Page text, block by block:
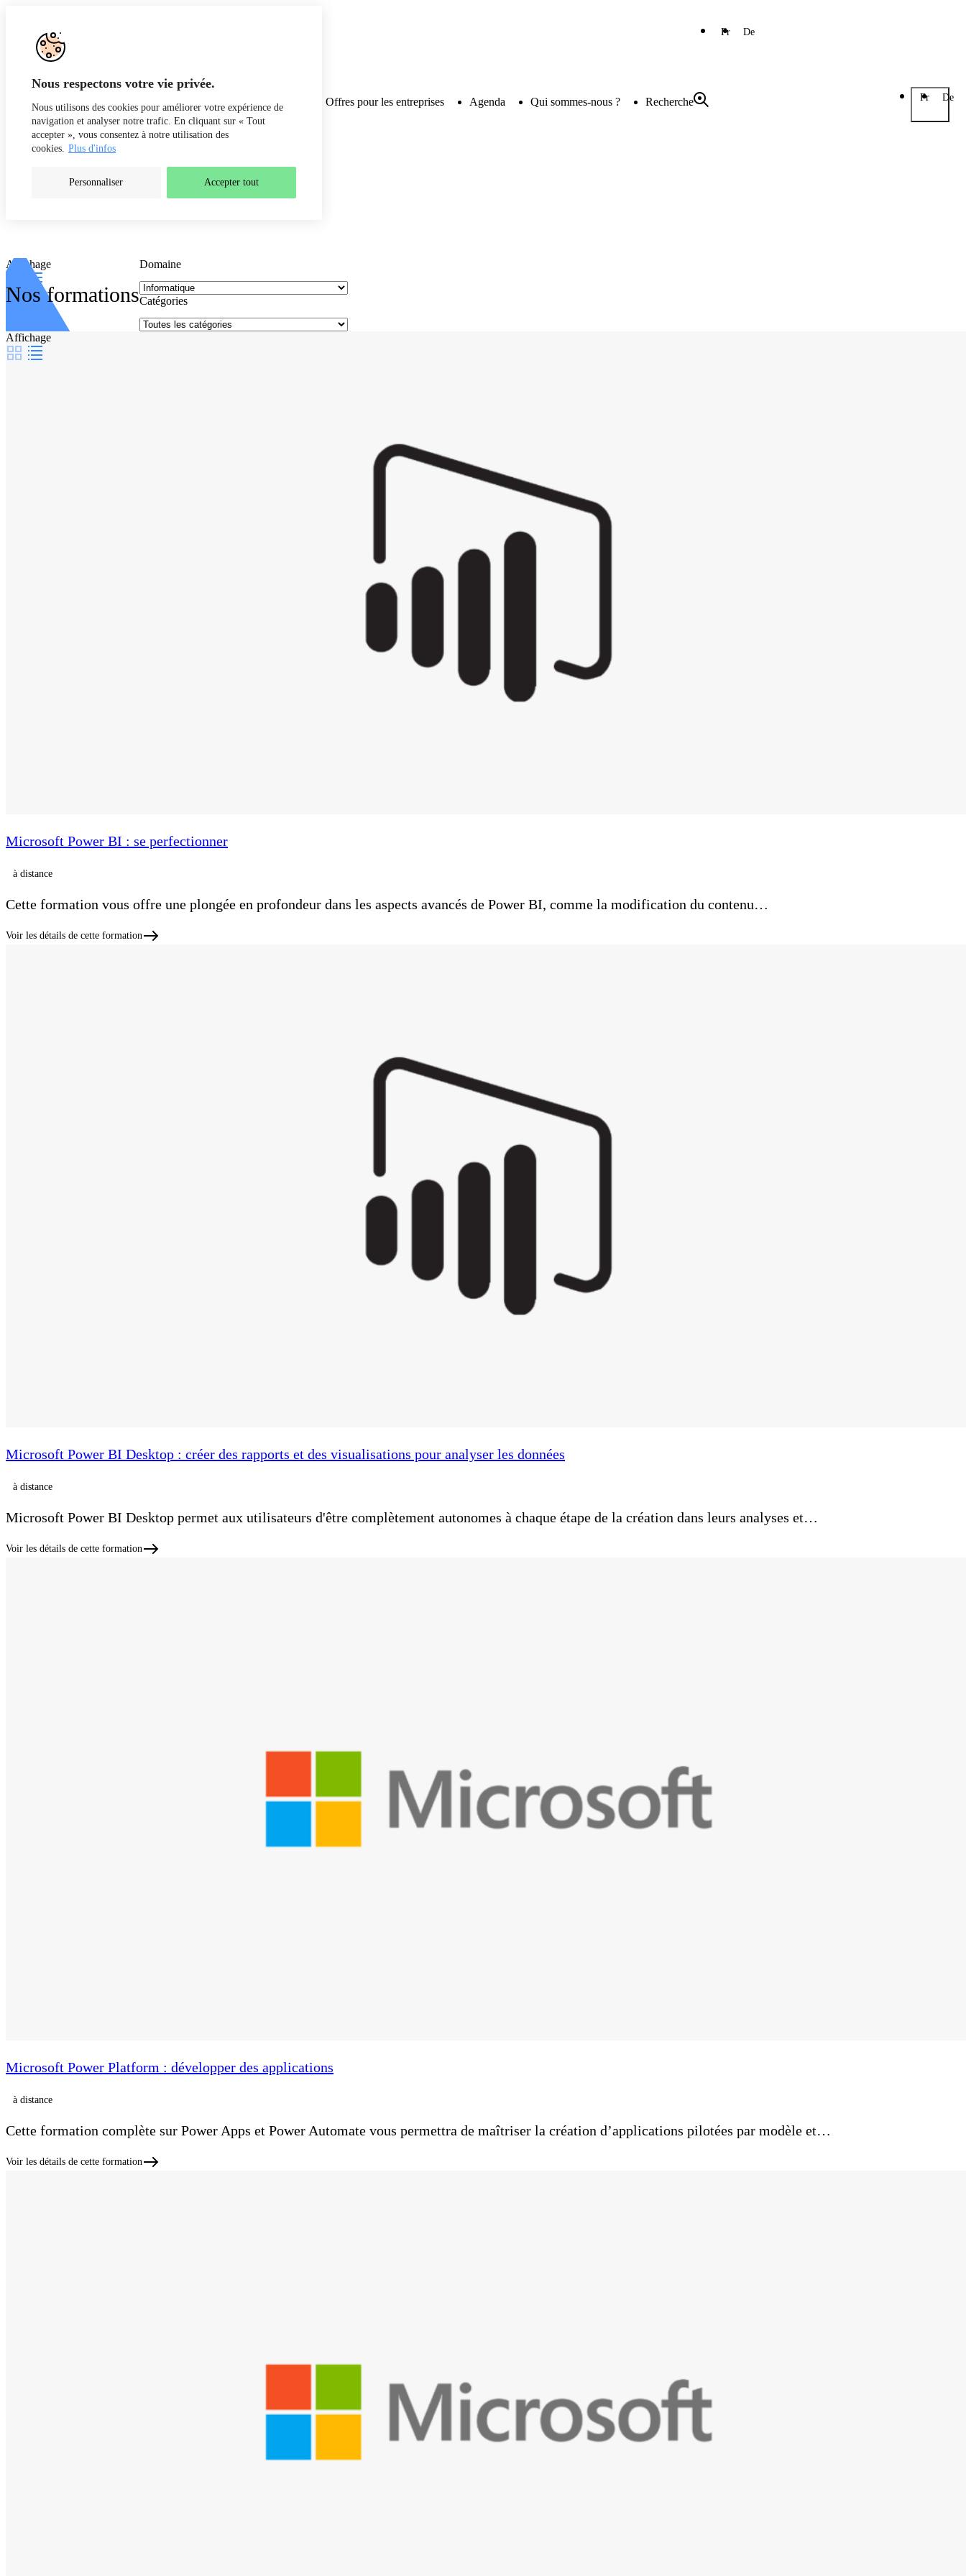
Nous respectons votre vie privée.
Nous utilisons des cookies pour améliorer votre expérience de
navigation et analyser notre trafic. En cliquant sur « Tout
accepter », vous consentez à notre utilisation des
cookies. Plus d'infos
Personnaliser Accepter tout
Formations Offres pour les entreprises Agenda Qui sommes-nous ? Recherche
Fr De
Fr De
Nos formations
Domaine
Catégories
Affichage
Affichage
Microsoft Power BI : se perfectionner
à distance
Cette formation vous offre une plongée en profondeur dans les aspects avancés de Power BI, comme la modification du contenu…
Voir les détails de cette formation
Microsoft Power BI Desktop : créer des rapports et des visualisations pour analyser les données
à distance
Microsoft Power BI Desktop permet aux utilisateurs d'être complètement autonomes à chaque étape de la création dans leurs analyses et…
Voir les détails de cette formation
Microsoft Power Platform : développer des applications
à distance
Cette formation complète sur Power Apps et Power Automate vous permettra de maîtriser la création d’applications pilotées par modèle et…
Voir les détails de cette formation